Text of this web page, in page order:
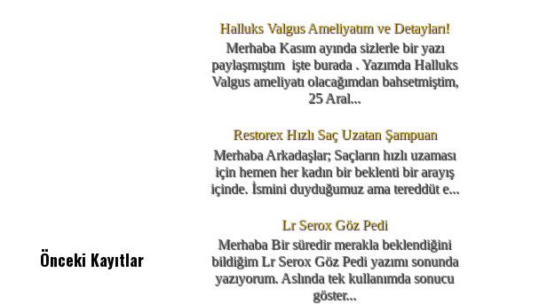
Önceki Kayıtlar
Halluks Valgus Ameliyatım ve Detayları!
Merhaba Kasım ayında sizlerle bir yazı
paylaşmıştım işte burada . Yazımda Halluks
Valgus ameliyatı olacağımdan bahsetmiştim,
25 Aral...
Restorex Hızlı Saç Uzatan Şampuan
Merhaba Arkadaşlar; Saçların hızlı uzaması
için hemen her kadın bir beklenti bir arayış
içinde. İsmini duyduğumuz ama tereddüt e...
Lr Serox Göz Pedi
Merhaba Bir süredir merakla beklendiğini
bildiğim Lr Serox Göz Pedi yazımı sonunda
yazıyorum. Aslında tek kullanımda sonucu
göster...